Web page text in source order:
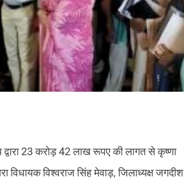
23 करोड़ 42 लाख रूपए की लागत से कृष्णा
विधायक विश्वराज सिंह मेवाड़, जिलाध्यक्ष जगदीश